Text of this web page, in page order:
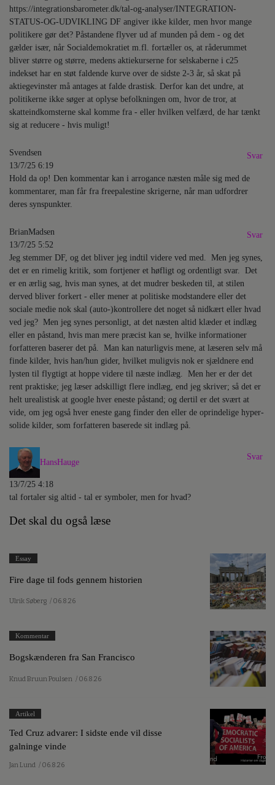
https://integrationsbarometer.dk/tal-og-analyser/INTEGRATION-
STATUS-OG-UDVIKLING DF angiver ikke kilder, men hvor mange
politikere gør det? Påstandene flyver ud af munden på dem - og det
gælder især, når Socialdemokratiet m.fl. fortæller os, at råderummet
bliver større og større, medens aktiekurserne for selskaberne i c25
indekset har en støt faldende kurve over de sidste 2-3 år, så skat på
aktiegevinster må antages at falde drastisk. Derfor kan det undre, at
politikerne ikke søger at oplyse befolkningen om, hvor de tror, at
skatteindkomsterne skal komme fra - eller hvilken velfærd, de har tænkt
sig at reducere - hvis muligt!
Svendsen
13/7/25 6:19
Hold da op! Den kommentar kan i arrogance næsten måle sig med de
kommentarer, man får fra freepalestine skrigerne, når man udfordrer
deres synspunkter.
Svar
BrianMadsen
13/7/25 5:52
Jeg stemmer DF, og det bliver jeg indtil videre ved med. Men jeg synes,
det er en rimelig kritik, som fortjener et høfligt og ordentligt svar. Det
er en ærlig sag, hvis man synes, at det mudrer beskeden til, at stilen
derved bliver forkert - eller mener at politiske modstandere eller det
sociale medie nok skal (auto-)kontrollere det noget så nidkært eller hvad
ved jeg? Men jeg synes personligt, at det næsten altid klæder et indlæg
eller en påstand, hvis man mere præcist kan se, hvilke informationer
forfatteren baserer det på. Man kan naturligvis mene, at læseren selv må
finde kilder, hvis han/hun gider, hvilket muligvis nok er sjældnere end
lysten til flygtigt at hoppe videre til næste indlæg. Men her er der det
rent praktiske; jeg læser adskilligt flere indlæg, end jeg skriver; så det er
helt urealistisk at google hver eneste påstand; og dertil er det svært at
vide, om jeg også hver eneste gang finder den eller de oprindelige hyper-
solide kilder, som forfatteren baserede sit indlæg på.
Svar
HansHauge
13/7/25 4:18
tal fortaler sig altid - tal er symboler, men for hvad?
Svar
Det skal du også læse
Essay
Fire dage til fods gennem historien
Ulrik Søberg / 06.8.26
Kommentar
Bogskænderen fra San Francisco
Knud Bruun Poulsen / 06.8.26
Artikel
Ted Cruz advarer: I sidste ende vil disse
galninge vinde
Jan Lund / 06.8.26